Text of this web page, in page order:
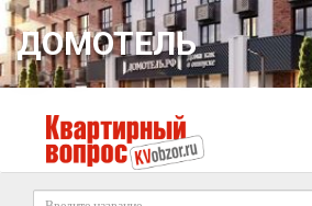
ДОМОТЕЛЬ